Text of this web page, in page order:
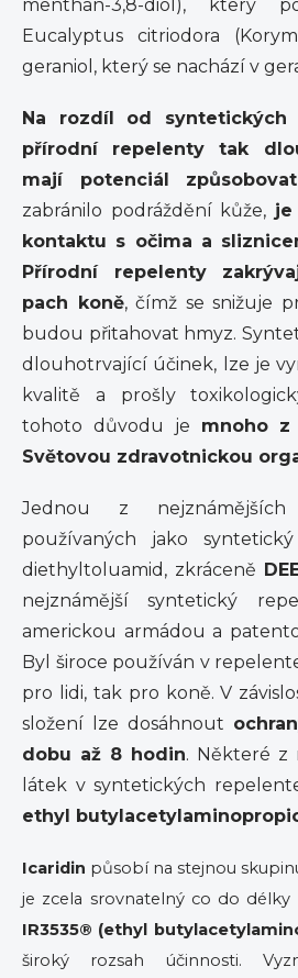
menthan-3,8-diol), který
Eucalyptus citriodora
geraniol, který se nachází v
Na rozdíl od syntetických
přírodní repelenty tak
mají potenciál
zabránilo podráždění kůže, je
kontaktu s očima a
Přírodní repelenty
pach koně, čímž se snižuje
budou přitahovat hmyz.
dlouhotrvající účinek, lze je
kvalitě a prošly
tohoto důvodu je mnoho z
Světovou zdravotnickou
Jednou z
používaných jako
diethyltoluamid, zkráceně
nejznámější syntetický
americkou armádou a
Byl široce používán v
pro lidi, tak pro koně. V
složení lze dosáhnout
dobu až 8 hodin. Některé z
látek v syntetických
ethyl
Icaridin působí na stejnou
je zcela srovnatelný co do
IR3535® (ethyl
široký rozsah účinnosti.